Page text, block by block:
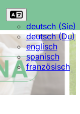
deutsch (Sie)
deutsch (Du)
englisch
spanisch
französisch